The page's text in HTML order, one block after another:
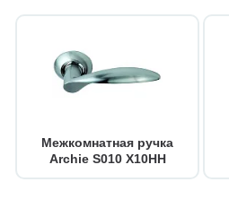
Межкомнатная ручка
Archie S010 X10HH